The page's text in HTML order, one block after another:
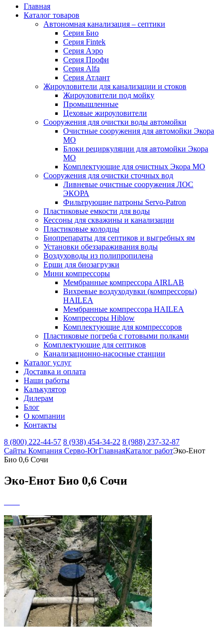
Главная
Каталог товаров
Автономная канализация – септики
Серия Био
Серия Fintek
Серия Аэро
Серия Профи
Серия Alfa
Серия Атлант
Жироуловители для канализации и стоков
Жироуловители под мойку
Промышленные
Цеховые жироуловители
Сооружения для очистки воды автомойки
Очистные сооружения для автомойки Экора
МО
Блоки рециркуляции для автомойки Экора
МО
Комплектующие для очистных Экора МО
Сооружения для очистки сточных вод
Ливневые очистные сооружения ЛОС
ЭКОРА
Фильтрующие патроны Servo-Patron
Пластиковые емкости для воды
Кессоны для скважины и канализации
Пластиковые колодцы
Биопрепараты для септиков и выгребных ям
Установки обеззараживания воды
Воздуховоды из полипропилена
Ерши для биозагрузки
Мини компрессоры
Мембранные компрессора AIRLAB
Вихревые воздуходувки (компрессоры)
HAILEA
Мембранные компрессора HAILEA
Компрессоры Hiblow
Комплектующие для компрессоров
Пластиковые погреба с готовыми полками
Комплектующие для септиков
Канализационно-насосные станции
Каталог услуг
Доставка и оплата
Наши работы
Калькулятор
Дилерам
Блог
О компании
Контакты
8 (800) 222-44-57 8 (938) 454-34-22 8 (988) 237-32-87
Сайты Компания Серво-ЮгГлавнаяКаталог работЭко-Енот
Био 0,6 Сочи
Эко-Енот Био 0,6 Сочи